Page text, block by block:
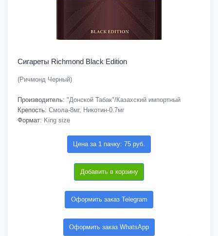
Сигареты Richmond Black Edition
(Ричмонд Черный)
Производитель: "Донской Табак"/Казахский импортный
Крепость: Смола-8мг, Никотин-0.7мг
Формат: King size
Цена за 1 пачку: 75 руб.
Добавить в корзину
Оформить заказ Telegram
Оформить заказ WhatsApp